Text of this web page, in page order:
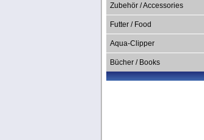
Zubehör / Accessories
Futter / Food
Aqua-Clipper
Bücher / Books